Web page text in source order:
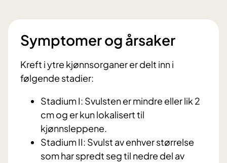
Symptomer og årsaker
Kreft i ytre kjønnsorganer er delt inn i
følgende stadier:
Stadium I: Svulsten er mindre eller lik 2
cm og er kun lokalisert til
kjønnsleppene.
Stadium II: Svulst av enhver størrelse
som har spredt seg til nedre del av